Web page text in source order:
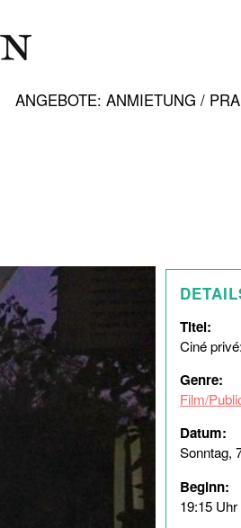
ANGEBOTE: ANMIETUNG /
Titel:
Ciné
Genre:
Film/
Datum:
Sonntag,
Beginn:
19:15 Uhr